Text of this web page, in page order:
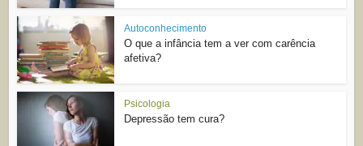
Autoconhecimento
O que a infância tem a ver com carência
afetiva?
Psicologia
Depressão tem cura?